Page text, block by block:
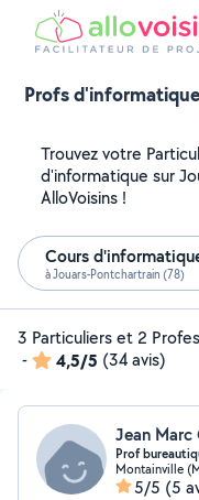
Profs
Trouvez votre
d'informatique sur
AlloVoisins !
Cours
à Jouars-Pontchartrain (78)
3 Particuliers et 2
-
4,5/5 (34 avis)
Jean Marc
Prof
Montainville
5/5 (5